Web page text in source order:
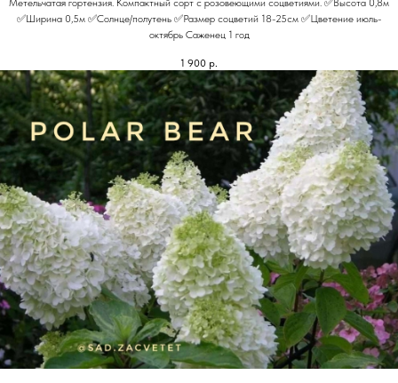
Метельчатая гортензия. Компактный сорт с розовеющими соцветиями. ✅Высота 0,8м
✅Ширина 0,5м ✅Солнце/полутень ✅Размер соцветий 18-25см ✅Цветение июль-
октябрь Саженец 1 год
1 900 р.